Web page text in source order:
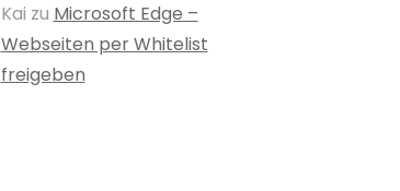
Kai zu Microsoft Edge –
Webseiten per Whitelist
freigeben